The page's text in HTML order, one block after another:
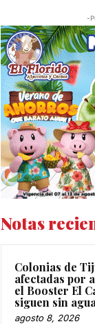
-
Notas
Colonias de
afectadas por
el Booster El
siguen sin agua
agosto 8, 2026